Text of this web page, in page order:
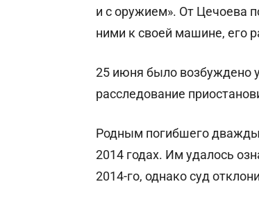
и с оружием». От Цечоева
ними к своей машине, его
25 июня было возбуждено
расследование
Родным погибшего дважды
2014 годах. Им удалось
2014-го, однако суд